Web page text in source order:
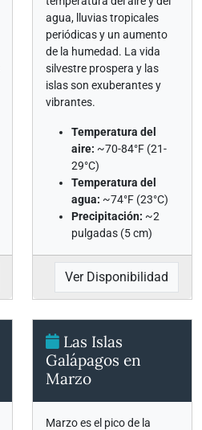
agua, lluvias tropicales
periódicas y un aumento
de la humedad. La vida
silvestre prospera y las
islas son exuberantes y
vibrantes.
Temperatura del
aire: ~70-84°F (21-
29°C)
Temperatura del
agua: ~74°F (23°C)
Precipitación: ~2
pulgadas (5 cm)
Ver Disponibilidad
Las Islas
Galápagos en
Marzo
Marzo es el pico de la